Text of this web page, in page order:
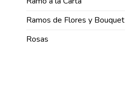
Ramos de Flores y Bouquet
Rosas